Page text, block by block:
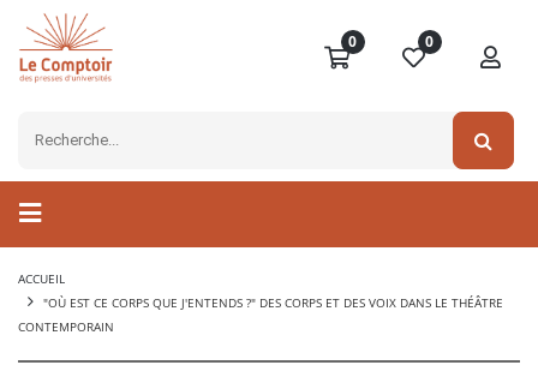
0 0
ACCUEIL
"OÙ EST CE CORPS QUE J'ENTENDS ?" DES CORPS ET DES VOIX DANS LE THÉÂTRE
CONTEMPORAIN